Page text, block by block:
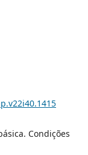
Condições